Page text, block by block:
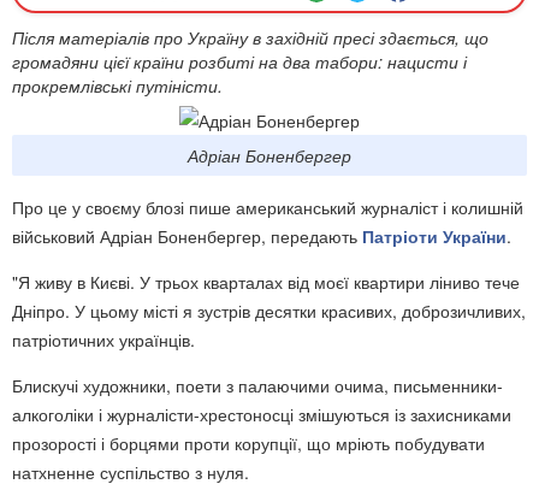
Після матеріалів про Україну в західній пресі здається, що
громадяни цієї країни розбиті на два табори: нацисти і
прокремлівські путіністи.
Адріан Боненбергер
Про це у своєму блозі пише американський журналіст і колишній
військовий Адріан Боненбергер, передають Патріоти України.
"Я живу в Києві. У трьох кварталах від моєї квартири ліниво тече
Дніпро. У цьому місті я зустрів десятки красивих, доброзичливих,
патріотичних українців.
Блискучі художники, поети з палаючими очима, письменники-
алкоголіки і журналісти-хрестоносці змішуються із захисниками
прозорості і борцями проти корупції, що мріють побудувати
натхненне суспільство з нуля.